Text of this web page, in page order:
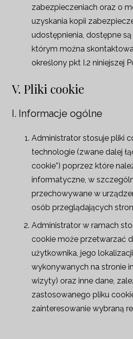
zabezpieczeniach oraz o
uzyskania kopii
udostępnienia, dostępne
którym można
określony pkt I.2 niniejszej
V. Pliki cookie
I. Informacje ogólne
Administrator stosuje pliki
technologie (zwane dalej
cookie”) poprzez które
informatyczne, w
przechowywane w
osób przeglądających
Administrator w ramach
cookie może przetwarzać
użytkownika, jego
wykonywanych na stronie
wizyty) oraz inne dane,
zastosowanego pliku
zainteresowanie wybraną